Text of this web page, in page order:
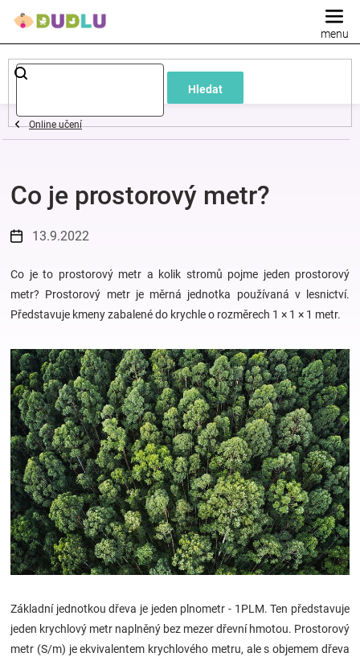
Hledat
Dětské
a
oblečení
Pokojíček
a
kojenecká
výbava
Hračky
a
zábava
pro
děti
Těhotenské
oblečení
Online učení
Co je prostorový metr?
13.9.2022
Co je to prostorový metr a kolik stromů pojme jeden prostorový
metr? Prostorový metr je měrná jednotka používaná v lesnictví.
Představuje kmeny zabalené do krychle o rozměrech 1 × 1 × 1 metr.
Základní jednotkou dřeva je jeden plnometr - 1PLM. Ten představuje
jeden krychlový metr naplněný bez mezer dřevní hmotou. Prostorový
metr (S/m) je ekvivalentem krychlového metru, ale s objemem dřeva